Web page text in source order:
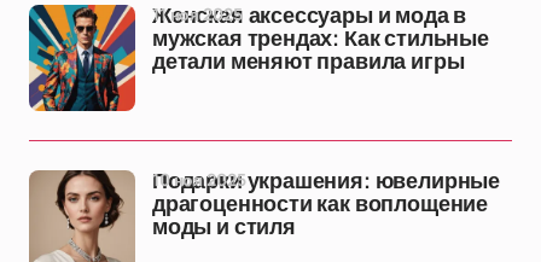
Женская аксессуары и мода в
мужская трендах: Как стильные
детали меняют правила игры
11 ноя 2025
Подарки украшения: ювелирные
драгоценности как воплощение
моды и стиля
10 ноя 2025